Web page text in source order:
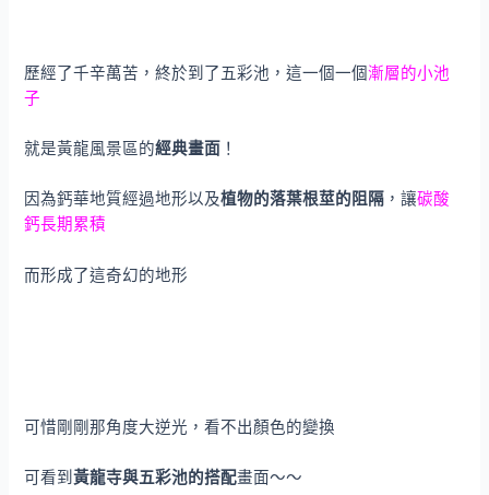
歷經了千辛萬苦，終於到了五彩池，這一個一個漸層的小池
子
就是黃龍風景區的經典畫面 ！
因為鈣華地質經過地形以及植物的落葉根莖的阻隔 ，讓碳酸
鈣長期累積
而形成了這奇幻的地形
可惜剛剛那角度大逆光，看不出顏色的變換
可看到黃龍寺與五彩池的搭配畫面～～